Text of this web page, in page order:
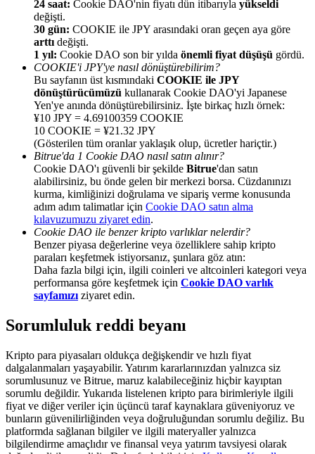
Arkadaşını davet et, nakit ödüller kazan
BTC Welcome Rewards
BTC Welcome Rewards
Deposit & Trade BTC to Share 25000 USDT prize pool!
Deposit CASHCAT & Win
Share 500000 CASHCAT prize pool
Exclusive for BitMart Users
Register & Trade to Win 500,000 USDT
24 saat: Cookie DAO'nin fiyatı dün itibarıyla yükseldi
değişti.
30 gün: COOKIE ile JPY arasındaki oran geçen aya göre
arttı değişti.
1 yıl: Cookie DAO son bir yılda önemli fiyat düşüşü gördü.
COOKIE'i JPY'ye nasıl dönüştürebilirim?
Bu sayfanın üst kısmındaki COOKIE ile JPY
dönüştürücümüzü kullanarak Cookie DAO'yi Japanese
Yen'ye anında dönüştürebilirsiniz. İşte birkaç hızlı örnek:
¥10 JPY = 4.69100359 COOKIE
10 COOKIE = ¥21.32 JPY
(Gösterilen tüm oranlar yaklaşık olup, ücretler hariçtir.)
Bitrue'da 1 Cookie DAO nasıl satın alınır?
Cookie DAO'ı güvenli bir şekilde Bitrue'dan satın
alabilirsiniz, bu önde gelen bir merkezi borsa. Cüzdanınızı
kurma, kimliğinizi doğrulama ve sipariş verme konusunda
adım adım talimatlar için Cookie DAO satın alma
kılavuzumuzu ziyaret edin.
Cookie DAO ile benzer kripto varlıklar nelerdir?
Benzer piyasa değerlerine veya özelliklere sahip kripto
paraları keşfetmek istiyorsanız, şunlara göz atın:
Daha fazla bilgi için, ilgili coinleri ve altcoinleri kategori veya
performansa göre keşfetmek için Cookie DAO varlık
sayfamızı ziyaret edin.
Sorumluluk reddi beyanı
Kripto para piyasaları oldukça değişkendir ve hızlı fiyat
dalgalanmaları yaşayabilir. Yatırım kararlarınızdan yalnızca siz
sorumlusunuz ve Bitrue, maruz kalabileceğiniz hiçbir kayıptan
sorumlu değildir. Yukarıda listelenen kripto para birimleriyle ilgili
fiyat ve diğer veriler için üçüncü taraf kaynaklara güveniyoruz ve
bunların güvenilirliğinden veya doğruluğundan sorumlu değiliz. Bu
platformda sağlanan bilgiler ve ilgili materyaller yalnızca
bilgilendirme amaçlıdır ve finansal veya yatırım tavsiyesi olarak